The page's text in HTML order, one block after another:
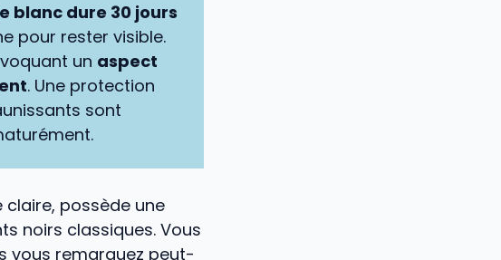
blanc dure 30 jours
pour rester visible.
un aspect
. Une protection
sont
claire, possède une
noirs classiques. Vous
vous remarquez peut-